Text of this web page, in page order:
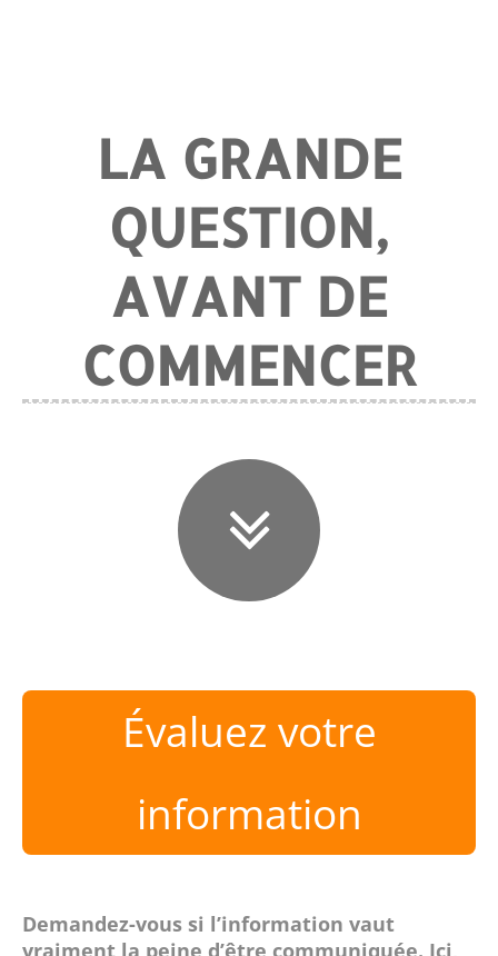
LA GRANDE
QUESTION,
AVANT DE
COMMENCER
Évaluez votre
information
Demandez-vous si l’information vaut